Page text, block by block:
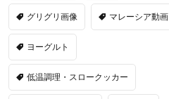
グリグリ画像 マレーシア動画
ヨーグルト
低温調理・スロークッカー